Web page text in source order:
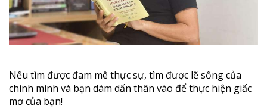
Nếu tìm được đam mê thực sự, tìm được lẽ sống của
chính mình và bạn dám dấn thân vào để thực hiện giấc
mơ của bạn!